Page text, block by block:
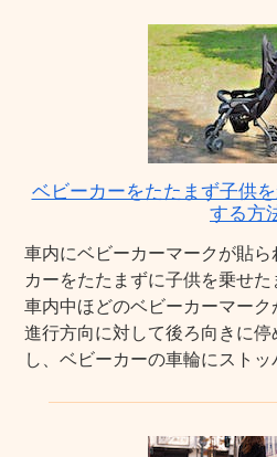
ベビーカーをたたまず子供
する方
車内にベビーカーマークが貼
カーをたたまずに子供を乗せた
車内中ほどのベビーカーマー
進行方向に対して後ろ向きに
し、ベビーカーの車輪にストッ